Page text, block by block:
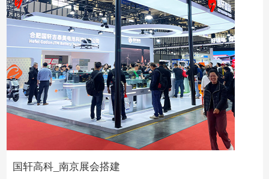
国轩高科_南京展会搭建